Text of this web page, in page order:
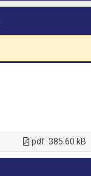
pdf 385.60 kB